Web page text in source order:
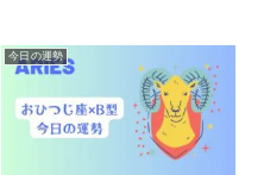
今日の運勢